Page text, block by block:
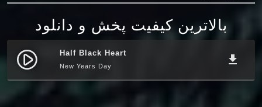
بالاترین کیفیت پخش و دانلود
play_circle_filled Half Black Heart
New Years Day file_download